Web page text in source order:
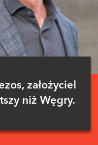
założyciel
niż Węgry.